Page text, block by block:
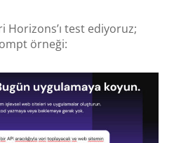
Horizons’ı test ediyoruz;
örneği: